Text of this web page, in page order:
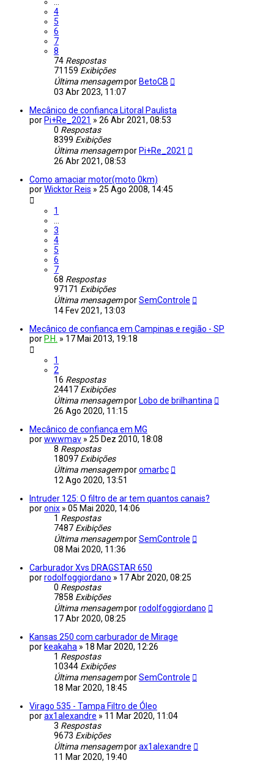
…
4
5
6
7
8
74 Respostas
71159 Exibições
Última mensagempor BetoCB
03 Abr 2023, 11:07
Mecânico de confiança Litoral Paulista
por Pi+Re_2021 » 26 Abr 2021, 08:53
0 Respostas
8399 Exibições
Última mensagempor Pi+Re_2021
26 Abr 2021, 08:53
Como amaciar motor(moto 0km)
porWicktor Reis » 25 Ago 2008, 14:45
1
…
3
4
5
6
7
68 Respostas
97171 Exibições
Última mensagemporSemControle
14 Fev 2021, 13:03
Mecânico de confiança em Campinas e região - SP
por P.H. » 17 Mai 2013, 19:18
1
2
16 Respostas
24417 Exibições
Última mensagempor Lobo de brilhantina
26 Ago 2020, 11:15
Mecânico de confiança em MG
porwwwmav » 25 Dez 2010, 18:08
8 Respostas
18097 Exibições
Última mensagemporomarbc
12 Ago 2020, 13:51
Intruder 125: O filtro de ar tem quantos canais?
poronix » 05 Mai 2020, 14:06
1 Respostas
7487 Exibições
Última mensagemporSemControle
08 Mai 2020, 11:36
Carburador Xvs DRAGSTAR 650
porrodolfoggiordano » 17 Abr 2020, 08:25
0 Respostas
7858 Exibições
Última mensagemporrodolfoggiordano
17 Abr 2020, 08:25
Kansas 250 com carburador de Mirage
por keakaha » 18 Mar 2020, 12:26
1 Respostas
10344 Exibições
Última mensagemporSemControle
18 Mar 2020, 18:45
Virago 535 - Tampa Filtro de Óleo
porax1alexandre » 11 Mar 2020, 11:04
3 Respostas
9673 Exibições
Última mensagemporax1alexandre
11 Mar 2020, 19:40